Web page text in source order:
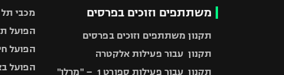
משתתפים וזוכים בפרסים
תקנון משתתפים וזוכים בפרסים
תקנון עבור פעילות אלקטרה
תקנון עבור פעילות ספורט 1 – "מרלן"
מכבי תל
הפועל
הפועל
הפועל